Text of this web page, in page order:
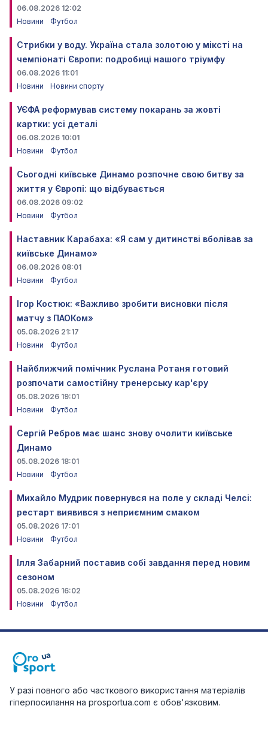
06.08.2026 12:02
Новини
Футбол
Стрибки у воду. Україна стала золотою у міксті на
чемпіонаті Європи: подробиці нашого тріумфу
06.08.2026 11:01
Новини
Новини спорту
УЄФА реформував систему покарань за жовті
картки: усі деталі
06.08.2026 10:01
Новини
Футбол
Сьогодні київське Динамо розпочне свою битву за
життя у Європі: що відбувається
06.08.2026 09:02
Новини
Футбол
Наставник Карабаха: «Я сам у дитинстві вболівав за
київське Динамо»
06.08.2026 08:01
Новини
Футбол
Ігор Костюк: «Важливо зробити висновки після
матчу з ПАОКом»
05.08.2026 21:17
Новини
Футбол
Найближчий помічник Руслана Ротаня готовий
розпочати самостійну тренерську кар'єру
05.08.2026 19:01
Новини
Футбол
Сергій Ребров має шанс знову очолити київське
Динамо
05.08.2026 18:01
Новини
Футбол
Михайло Мудрик повернувся на поле у складі Челсі:
рестарт виявився з неприємним смаком
05.08.2026 17:01
Новини
Футбол
Ілля Забарний поставив собі завдання перед новим
сезоном
05.08.2026 16:02
Новини
Футбол
У разі повного або часткового використання матеріалів
гіперпосилання на prosportua.com є обов'язковим.